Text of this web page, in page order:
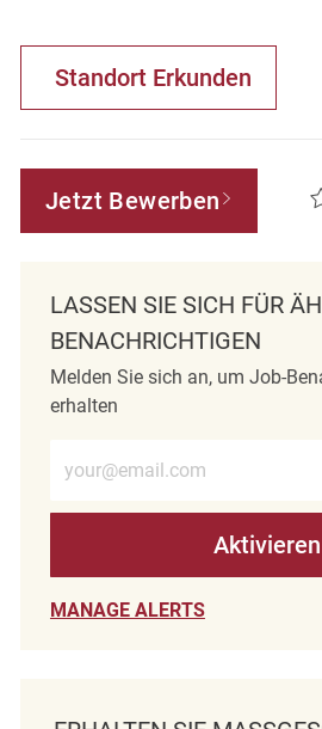
Standort Erkunden
Jetzt Bewerben
LASSEN SIE SICH FÜR
BENACHRICHTIGEN
Melden Sie sich an, um Job-
erhalten
Aktivieren
MANAGE ALERTS